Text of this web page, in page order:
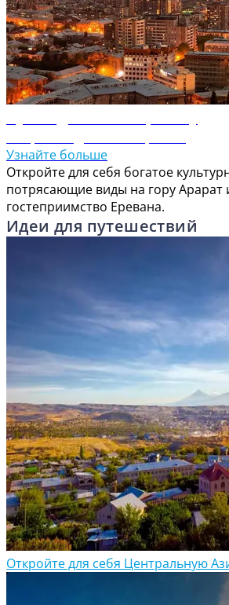
Узнайте больше
Откройте для себя богатое
потрясающие виды на гору Арарат
гостеприимство Еревана.
Идеи для путешествий
Откройте для себя Центральную